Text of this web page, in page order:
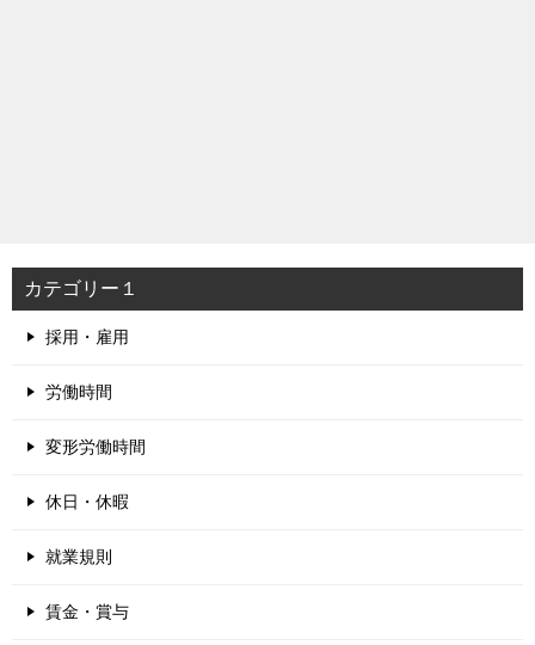
カテゴリー１
採用・雇用
労働時間
変形労働時間
休日・休暇
就業規則
賃金・賞与